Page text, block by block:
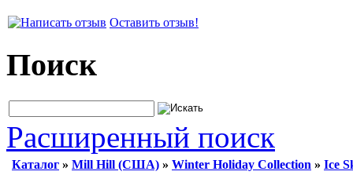
Оставить отзыв!
Поиск
Расширенный поиск
Каталог » Mill Hill (США) » Winter Holiday Collection » Ice